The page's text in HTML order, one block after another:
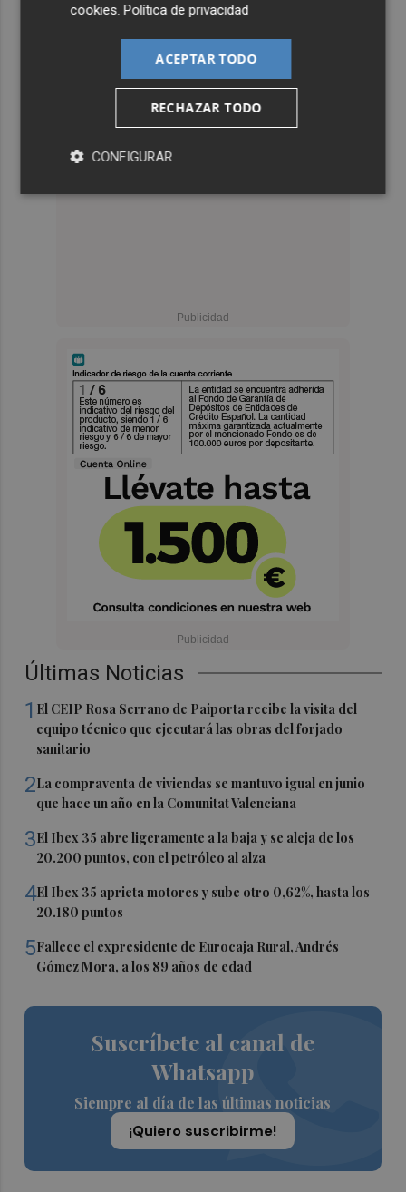
Últimas Noticias
1 El CEIP Rosa Serrano de Paiporta recibe la visita del
equipo técnico que ejecutará las obras del forjado
sanitario
2La compraventa de viviendas se mantuvo igual en junio
que hace un año en la Comunitat Valenciana
3El Ibex 35 abre ligeramente a la baja y se aleja de los
20.200 puntos, con el petróleo al alza
4El Ibex 35 aprieta motores y sube otro 0,62%, hasta los
20.180 puntos
5Fallece el expresidente de Eurocaja Rural, Andrés
Gómez Mora, a los 89 años de edad
Suscríbete al canal de
Whatsapp
Siempre al día de las últimas noticias
¡Quiero suscribirme!
cookies.Política de privacidad
ACEPTAR TODO
RECHAZAR TODO
CONFIGURAR